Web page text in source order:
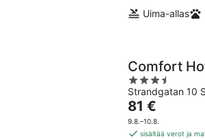
Uima-allas
Comfort
3.5
out
of
5
Strandgatan 10
Hinta
on
81 €
81 €
9.8.–10.8.
sisältää verot ja